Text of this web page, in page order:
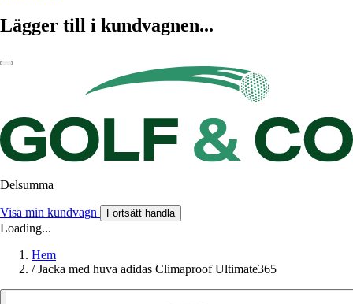
Lägger till i kundvagnen...
Delsumma
Visa min kundvagn Fortsätt handla
Loading...
Hem
/ Jacka med huva adidas Climaproof Ultimate365